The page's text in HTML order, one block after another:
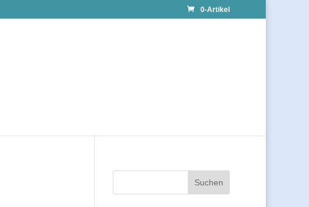
0-Artikel